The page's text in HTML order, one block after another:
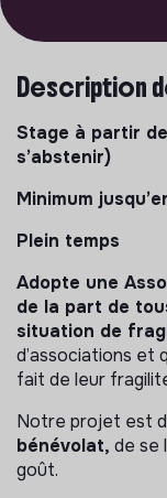
Description
Stage à partir de
s’abstenir)
Minimum
Plein temps
Adopte une
de la part de
situation de
d’associations et
fait de leur
Notre projet est
bénévolat, de se
goût.